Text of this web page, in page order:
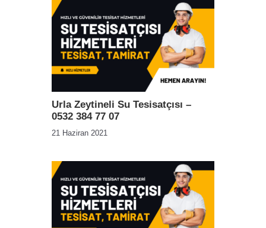
Urla Zeytineli Su Tesisatçısı –
0532 384 77 07
21 Haziran 2021